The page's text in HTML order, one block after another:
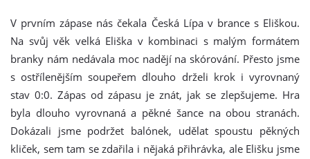
V prvním zápase nás čekala Česká Lípa v brance s Eliškou.
Na svůj věk velká Eliška v kombinaci s malým formátem
branky nám nedávala moc nadějí na skórování. Přesto jsme
s ostřílenějším soupeřem dlouho drželi krok i vyrovnaný
stav 0:0. Zápas od zápasu je znát, jak se zlepšujeme. Hra
byla dlouho vyrovnaná a pěkné šance na obou stranách.
Dokázali jsme podržet balónek, udělat spoustu pěkných
kliček, sem tam se zdařila i nějaká přihrávka, ale Elišku jsme